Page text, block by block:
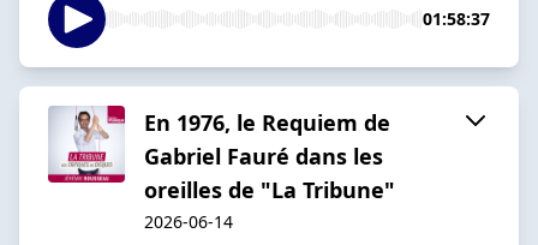
01:58:37
En 1976, le Requiem de
Gabriel Fauré dans les
oreilles de "La Tribune"
2026-06-14